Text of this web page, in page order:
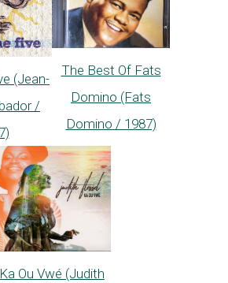
(Jean-
/
The Best Of Fats
Domino (Fats
Domino / 1987)
Ka Ou Vwé (Judith